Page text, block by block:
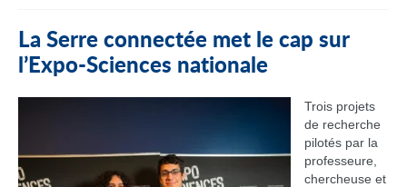
La Serre connectée met le cap sur
l’Expo-Sciences nationale
Trois projets
de recherche
pilotés par la
professeure,
chercheuse et